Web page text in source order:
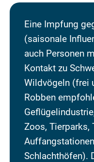
Eine Impfung
(saisonale
auch Personen
Kontakt zu
Wildvögeln (frei
Robben
Zoos, Tierparks,
Schlachthöfen).